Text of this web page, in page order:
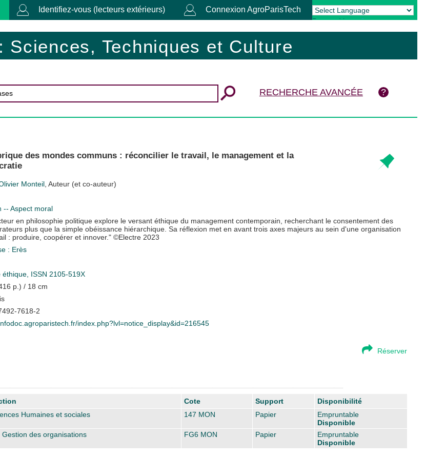
Identifiez-vous (lecteurs extérieurs) Connexion AgroParisTech
Powered by Translate
Sciences, Techniques et Culture
RECHERCHE AVANCÉE
des mondes communs : réconcilier le travail, le management et la
Monteil, Auteur (et co-auteur)
-- Aspect moral
en philosophie politique explore le versant éthique du management contemporain, recherchant le consentement des
plus que la simple obéissance hiérarchique. Sa réflexion met en avant trois axes majeurs au sein d'une organisation
: produire, coopérer et innover." ©Electre 2023
: Erès
éthique, ISSN 2105-519X
p.) / 18 cm
7618-2
index.php?lvl=notice_display&id=216545
Réserver
Cote Support
Disponibilité
Humaines et sociales 147 MON Papier
Empruntable
Disponible
Gestion des organisations FG6 MON Papier
Empruntable
Disponible